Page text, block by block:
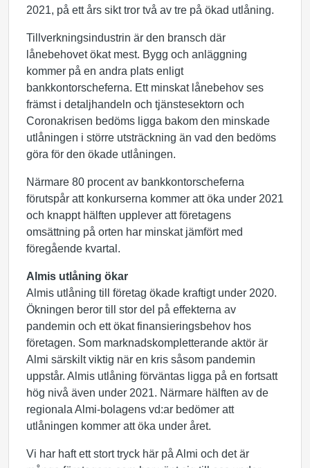
2021, på ett års sikt tror två av tre på ökad utlåning.
Tillverkningsindustrin är den bransch där
lånebehovet ökat mest. Bygg och anläggning
kommer på en andra plats enligt
bankkontorscheferna. Ett minskat lånebehov ses
främst i detaljhandeln och tjänstesektorn och
Coronakrisen bedöms ligga bakom den minskade
utlåningen i större utsträckning än vad den bedöms
göra för den ökade utlåningen.
Närmare 80 procent av bankkontorscheferna
förutspår att konkurserna kommer att öka under 2021
och knappt hälften upplever att företagens
omsättning på orten har minskat jämfört med
föregående kvartal.
Almis utlåning ökar
Almis utlåning till företag ökade kraftigt under 2020.
Ökningen beror till stor del på effekterna av
pandemin och ett ökat finansieringsbehov hos
företagen. Som marknadskompletterande aktör är
Almi särskilt viktig när en kris såsom pandemin
uppstår. Almis utlåning förväntas ligga på en fortsatt
hög nivå även under 2021. Närmare hälften av de
regionala Almi-bolagens vd:ar bedömer att
utlåningen kommer att öka under året.
Vi har haft ett stort tryck här på Almi och det är